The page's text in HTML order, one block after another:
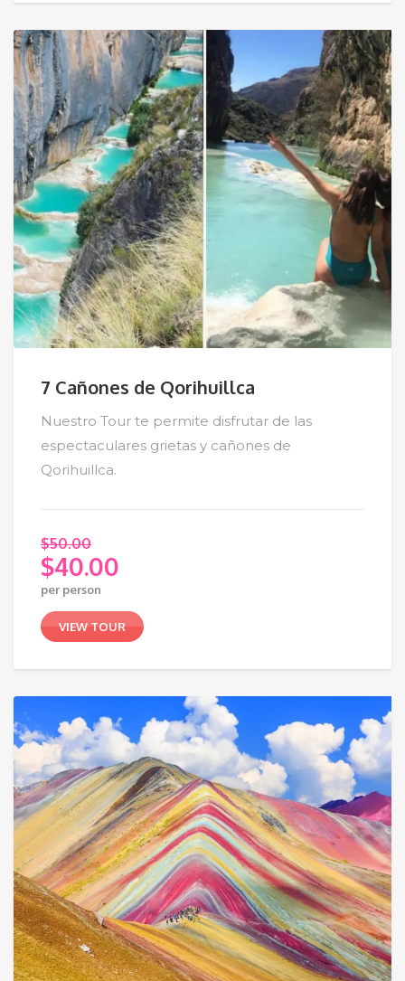
7 Cañones de Qorihuillca
Nuestro Tour te permite disfrutar de las
espectaculares grietas y cañones de
Qorihuillca.
$50.00
El
precio
original
era:
$50.00.
$40.00
El
precio
actual
es:
$40.00.
per person
VIEW TOUR